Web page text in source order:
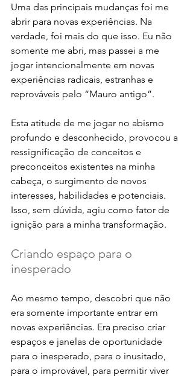
Uma das principais mudanças foi me
abrir para novas experiências. Na
verdade, foi mais do que isso. Eu não
somente me abri, mas passei a me
jogar intencionalmente em novas
experiências radicais, estranhas e
reprováveis pelo “Mauro antigo”.
Esta atitude de me jogar no abismo
profundo e desconhecido, provocou a
ressignificação de conceitos e
preconceitos existentes na minha
cabeça, o surgimento de novos
interesses, habilidades e potenciais.
Isso, sem dúvida, agiu como fator de
ignição para a minha transformação.
Criando espaço para o
inesperado
Ao mesmo tempo, descobri que não
era somente importante entrar em
novas experiências. Era preciso criar
espaços e janelas de oportunidade
para o inesperado, para o inusitado,
para o improvável, para permitir viver